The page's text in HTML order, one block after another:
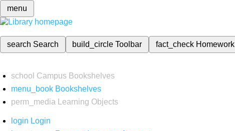
menu
search Search build_circleToolbar fact_check Homework
school Campus Bookshelves
menu_book Bookshelves
perm_media
Learning Objects
login Login